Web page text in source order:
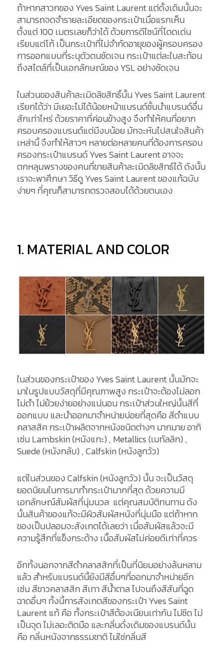
ถ้าหากสาวกของ Yves Saint Laurent แต่ดั้งเดิมนั้นจะ
สามารถจดจำรายละเอียดของกระเป๋าเมื่อแรกเห็น
ตั้งแต่ 100 เมตรเลยก็ว่าได้ ด้วยการดีไซน์ที่โดดเด่น
เรียบแต่โก้ เป็นกระเป๋าที่ไม่จำกัดอายุของผู้ครอบครอง
การออกแบบที่ระบุตัวตนชัดเจน กระเป๋าแต่ละใบสะท้อน
ถึงสไตล์ที่เป็นเอกลักษณ์ของ YSL อย่างชัดเจน
ในส่วนของสินค้าละเมิดลิขสิทธิ์นั้น Yves Saint Laurent
เรียกได้ว่า มีเยอะไม่ได้น้อยหน้าแบรนด์ชั้นนำแบรนด์อื่น
สักเท่าไหร่ ด้วยราคาที่ค่อนข้างสูง จึงทำให้คนที่อยาก
ครอบครองแบรนด์แต่มีงบน้อย มักจะหันไปสนใจสินค้า
เหล่านี้ จึงทำให้สาวๆ หลายต่อหลายคนที่ต้องการครอบ
ครองกระเป๋าแบรนด์ Yves Saint Laurent อาจจะ
ตกหลุมพรางของคนที่ขายสินค้าละเมิดลิขสิทธ์ได้ ดังนั้น
เราจะพาศึกษา วิธีดู Yves Saint Laurent ของแท้ฉบับ
ง่ายๆ ที่คุณก็สามารถตรวจสอบได้ด้วยตนเอง
1. MATERIAL AND COLOR
ในส่วนของกระเป๋าของ Yves Saint Laurent นั้นมักจะ
มาในรูปแบบวัสดุที่มีคุณภาพสูง กระเป๋าจะต้องไม่ลอก
ไม่ดำ ไม่ย้วยง่ายอย่างแน่นอน กระเป๋าส่วนใหญ่นั้นสีที่
ออกแบบ และนำออกมาจำหน่ายบ่อยที่สุดคือ สีดำแบบ
คลาสสิค กระเป๋าผลิตจากหนังชนิดต่างๆ มากมาย อาทิ
เช่น Lambskin (หนังแกะ) , Metallics (เมทัลลิก) ,
Suede (หนังกลับ) , Calfskin (หนังลูกวัว)
แต่ในส่วนของ Calfskin (หนังลูกวัว) นั้น จะเป็นวัสดุ
ยอดนิยมในการมาทำกระเป๋ามากที่สุด ด้วยความมี
เอกลักษณ์สัมผัสที่นุ่มนวล แต่คุณสมบัติทนทาน ดัง
นั้นสินค้าของแท้จะมีผิวสัมผัสหนังที่นุ่มมือ แต่ถ้าหาก
ของเป็นปลอมจะสังเกตได้เลยว่า เมื่อสัมผัสแล้วจะมี
ความรู้สึกที่แข็งกระด้าง เนื้อสัมผัสไม่ค่อยดีเท่าที่ควร
อีกทั้งนอกจากสีดำคลาสสิกที่เป็นที่นิยมอย่างล้นหลาม
แล้ว สำหรับแบรนด์นี้ยังมีสีอื่นๆที่ออกมาจำหน่ายอีก
เช่น สีขาวคลาสสิก สีเทา สีน้ำตาล ไปจนถึงสีสันที่ฉูด
ฉาดอื่นๆ ทั้งนี้การสังเกตสีของกระเป๋า Yves Saint
Laurent แท้ คือ ทั้งกระเป๋าสีต้องเนียนเท่ากัน ไม่ซีด ไม่
เป็นจุด ไม่เลอะติดมือ และกลิ่นดั่งเดิมของแบรนด์นั้น
คือ กลิ่นหนังจากธรรมชาติ ไม่ใช่กลิ่นสี